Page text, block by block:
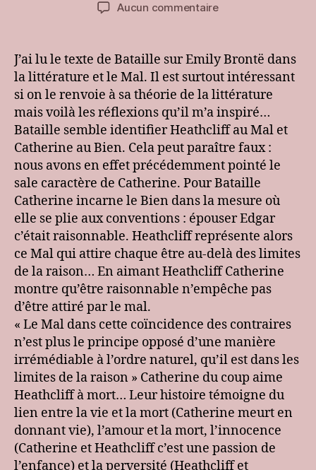
l’article
Aucun commentairesur
Brontë
–
Wutherings
Heights
:
George
Bataille
J’ai lu le texte de Bataille sur Emily Brontë dans
la littérature et le Mal. Il est surtout intéressant
si on le renvoie à sa théorie de la littérature
mais voilà les réflexions qu’il m’a inspiré…
Bataille semble identifier Heathcliff au Mal et
Catherine au Bien. Cela peut paraître faux :
nous avons en effet précédemment pointé le
sale caractère de Catherine. Pour Bataille
Catherine incarne le Bien dans la mesure où
elle se plie aux conventions : épouser Edgar
c’était raisonnable. Heathcliff représente alors
ce Mal qui attire chaque être au-delà des limites
de la raison… En aimant Heathcliff Catherine
montre qu’être raisonnable n’empêche pas
d’être attiré par le mal.
« Le Mal dans cette coïncidence des contraires
n’est plus le principe opposé d’une manière
irrémédiable à l’ordre naturel, qu’il est dans les
limites de la raison » Catherine du coup aime
Heathcliff à mort… Leur histoire témoigne du
lien entre la vie et la mort (Catherine meurt en
donnant vie), l’amour et la mort, l’innocence
(Catherine et Heathcliff c’est une passion de
l’enfance) et la perversité (Heathcliff et